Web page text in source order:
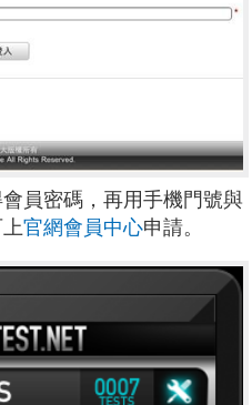
員密碼，再用手機門號與
官網會員中心申請。